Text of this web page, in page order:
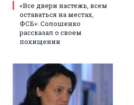
«Все двери настежь, всем
оставаться на местах,
ФСБ»: Солошенко
рассказал о своем
похищении